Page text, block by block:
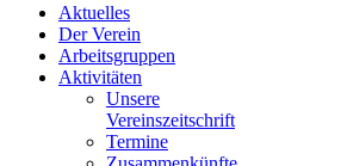
Aktuelles
Der Verein
Arbeitsgruppen
Aktivitäten
Unsere
Vereinszeitschrift
Termine